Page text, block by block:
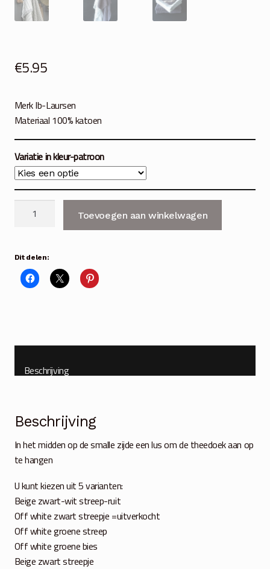
€5.95
Merk Ib-Laursen
Materiaal 100% katoen
Variatie in kleur-patroon
theedoek
varianten
aantal
Toevoegen aan winkelwagen
Dit delen:
Beschrijving
Beschrijving
In het midden op de smalle zijde een lus om de theedoek aan op
te hangen
U kunt kiezen uit 5 varianten:
Beige zwart-wit streep-ruit
Off white zwart streepje =uitverkocht
Off white groene streep
Off white groene bies
Beige zwart streepje